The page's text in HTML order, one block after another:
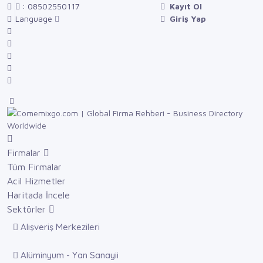
: 08502550117
Language
Kayıt Ol
Giriş Yap
Firmalar
Tüm Firmalar
Acil Hizmetler
Haritada İncele
Sektörler
Alışveriş Merkezileri
Alüminyum - Yan Sanayii